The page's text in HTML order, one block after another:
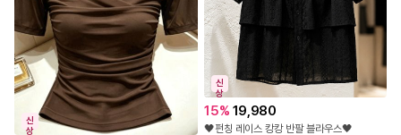
신
상
신
상
15% 19,980
🖤펀칭 레이스 캉캉 반팔 블라우스🖤